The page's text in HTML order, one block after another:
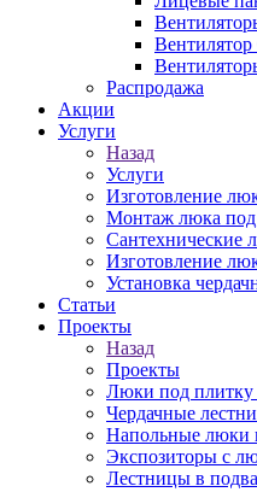
Распродажа
Акции
Услуги
Назад
Услуги
Изготовление
Монтаж люка под
Сантехнические
Изготовление
Установка
Статьи
Проекты
Назад
Проекты
Люки под плитку
Чердачные
Напольные люки
Экспозиторы с
Лестницы в